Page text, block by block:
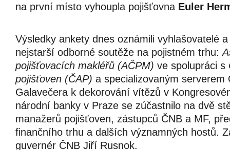
na první místo vyhoupla pojišťovna Euler
Výsledky ankety dnes oznámili vyhlašovatelé
nejstarší odborné soutěže na pojistném trhu:
pojišťovacích makléřů (AČPM) ve spolupráci s
pojišťoven (ČAP) a specializovaným serverem
Galavečera k dekorování vítězů v
národní banky v Praze se zúčastnilo na dvě
manažerů pojišťoven, zástupců ČNB a MF,
finančního trhu a dalších významných hostů.
guvernér ČNB Jiří Rusnok.